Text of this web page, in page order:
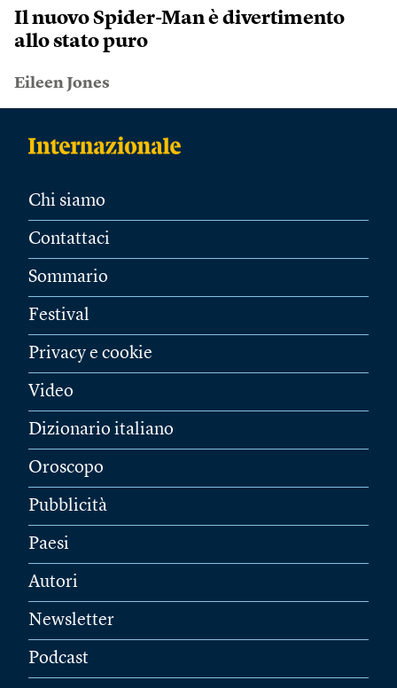
Il nuovo Spider-Man è divertimento
allo stato puro
Eileen Jones
Chi siamo
Contattaci
Sommario
Festival
Privacy e cookie
Video
Dizionario italiano
Oroscopo
Pubblicità
Paesi
Autori
Newsletter
Podcast